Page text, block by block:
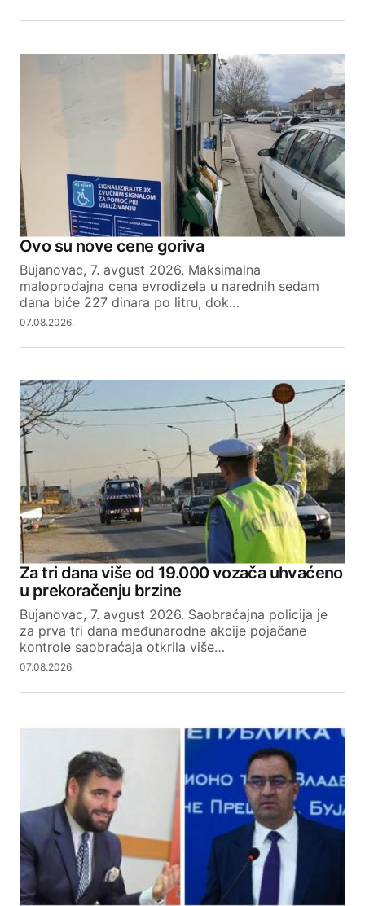
Ovo su nove cene goriva
Bujanovac, 7. avgust 2026. Maksimalna
maloprodajna cena evrodizela u narednih sedam
dana biće 227 dinara po litru, dok…
07.08.2026.
Za tri dana više od 19.000 vozača uhvaćeno
u prekoračenju brzine
Bujanovac, 7. avgust 2026. Saobraćajna policija je
za prva tri dana međunarodne akcije pojačane
kontrole saobraćaja otkrila više…
07.08.2026.